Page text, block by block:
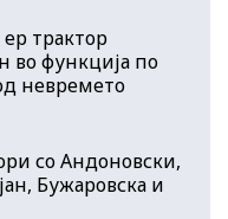
трактор
во функција по
невремето
со Андоновски,
Бужаровска и